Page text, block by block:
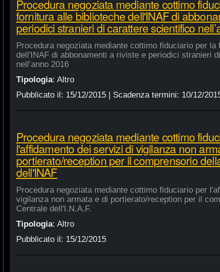
Procedura negoziata mediante cottimo
fornitura alle biblioteche dell'INAF di
periodici stranieri di carattere scientifico
Procedura negoziata mediante cottimo fiduciario per la
dell'INAF di abbonamenti a riviste e periodici stranieri
nell’anno 2016
Tipologia: Altro
Pubblicato il: 15/12/2015| Scadenza termini: 10/12/
Procedura negoziata mediante cottimo
l'affidamento dei servizi di vigilanza non
portierato/reception per il comprensorio
dell'INAF
Procedura negoziata mediante cottimo fiduciario per
vigilanza non armata e di portierato/reception per il
Centrale dell'I.N.A.F.
Tipologia: Altro
Pubblicato il: 15/12/2015